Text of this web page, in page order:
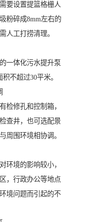
要设置提篮格栅人
粉碎成8mm左右的
人工打捞清理。
一体化污水提升泵
不超过30平米。
检修孔和控制箱，
查井，也可选配景
周围环境相协调。
环境的影响较小，
，行政办公等地点
境问题而引起的不